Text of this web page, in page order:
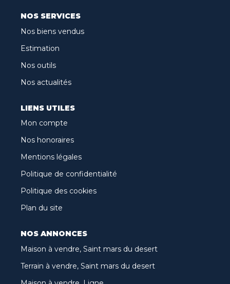
NOS SERVICES
Nos biens vendus
Estimation
Nos outils
Nos actualités
LIENS UTILES
Mon compte
Nos honoraires
Mentions légales
Politique de confidentialité
Politique des cookies
Plan du site
NOS ANNONCES
Maison à vendre, Saint mars du desert
Terrain à vendre, Saint mars du desert